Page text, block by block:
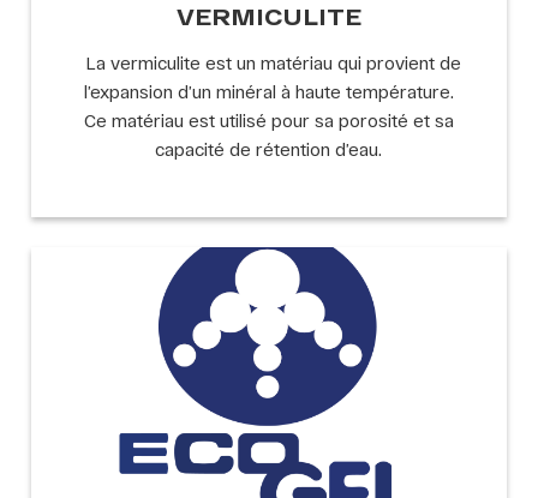
VERMICULITE
La vermiculite est un matériau qui provient de
l’expansion d’un minéral à haute température.
Ce matériau est utilisé pour sa porosité et sa
capacité de rétention d’eau.